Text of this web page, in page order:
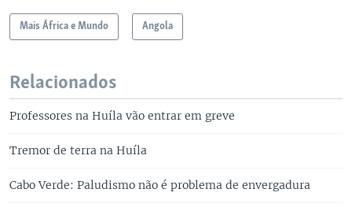
Mais África e Mundo Angola
Relacionados
Professores na Huíla vão entrar em greve
Tremor de terra na Huíla
Cabo Verde: Paludismo não é problema de envergadura